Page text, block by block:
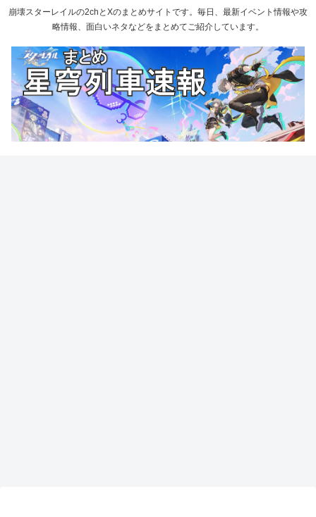
崩壊スターレイルの2chとXのまとめサイトです。毎日、最新イベント情報や攻
略情報、面白いネタなどをまとめてご紹介しています。